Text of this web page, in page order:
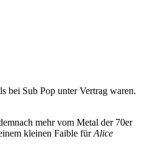
bei Sub Pop unter Vertrag waren.
mehr vom Metal der 70er
kleinen Faible fürAlice